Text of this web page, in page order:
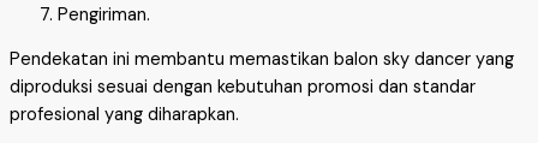
Pengiriman.
Pendekatan ini membantu memastikan balon sky dancer yang
diproduksi sesuai dengan kebutuhan promosi dan standar
profesional yang diharapkan.